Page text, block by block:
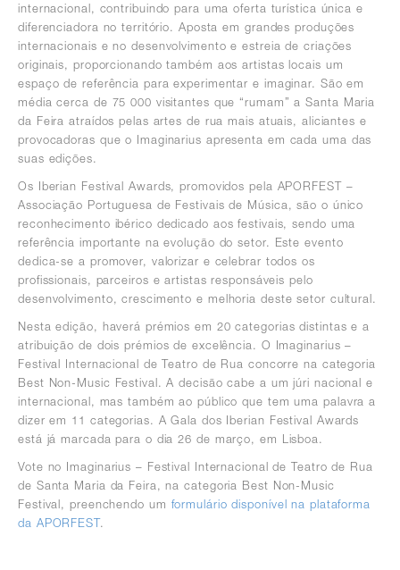
internacional, contribuindo para uma oferta turística única e
diferenciadora no território. Aposta em grandes produções
internacionais e no desenvolvimento e estreia de criações
originais, proporcionando também aos artistas locais um
espaço de referência para experimentar e imaginar. São em
média cerca de 75 000 visitantes que “rumam” a Santa Maria
da Feira atraídos pelas artes de rua mais atuais, aliciantes e
provocadoras que o Imaginarius apresenta em cada uma das
suas edições.
Os Iberian Festival Awards, promovidos pela APORFEST –
Associação Portuguesa de Festivais de Música, são o único
reconhecimento ibérico dedicado aos festivais, sendo uma
referência importante na evolução do setor. Este evento
dedica-se a promover, valorizar e celebrar todos os
profissionais, parceiros e artistas responsáveis pelo
desenvolvimento, crescimento e melhoria deste setor cultural.
Nesta edição, haverá prémios em 20 categorias distintas e a
atribuição de dois prémios de excelência. O Imaginarius –
Festival Internacional de Teatro de Rua concorre na categoria
Best Non-Music Festival. A decisão cabe a um júri nacional e
internacional, mas também ao público que tem uma palavra a
dizer em 11 categorias. A Gala dos Iberian Festival Awards
está já marcada para o dia 26 de março, em Lisboa.
Vote no Imaginarius – Festival Internacional de Teatro de Rua
de Santa Maria da Feira, na categoria Best Non-Music
Festival, preenchendo um formulário disponível na plataforma
da APORFEST.